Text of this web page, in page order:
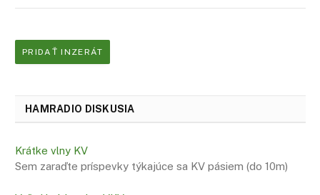
PRIDAŤ INZERÁT
HAMRADIO DISKUSIA
Krátke vlny KV
Sem zaraďte príspevky týkajúce sa KV pásiem (do 10m)